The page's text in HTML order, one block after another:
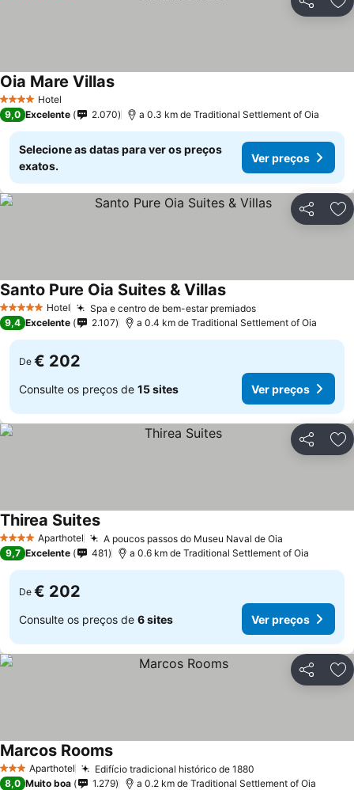
Partilhar
4 EstrelasHotel
Oia Mare Villas
9,0 Excelente 2.070 a 0.3 km de Traditional Settlement of Oia
Selecione as datas para ver os preços
exatos.
Ver preços
Partilhar
5 Estrelas Hotel Spa e centro de bem-estar premiados
Santo Pure Oia Suites & Villas
9,4 Excelente 2.107 a 0.4 km de Traditional Settlement of Oia
De € 202
Consulte os preços de 15 sites Ver preços
Partilhar
4 EstrelasAparthotel A poucos passos do Museu Naval de Oia
Thirea Suites
9,7 Excelente 481 a 0.6 km de Traditional Settlement of Oia
De € 202
Consulte os preços de 6 sites Ver preços
Partilhar
3 EstrelasAparthotel Edifício tradicional histórico de 1880
Marcos Rooms
8,0 Muito boa 1.279 a 0.2 km de Traditional Settlement of Oia